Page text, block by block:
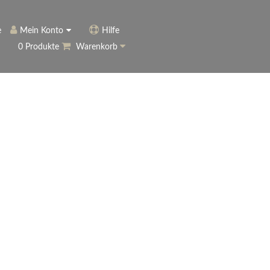
Mein Konto
Anmelden
Hilfe
0 Produkte
Warenkorb